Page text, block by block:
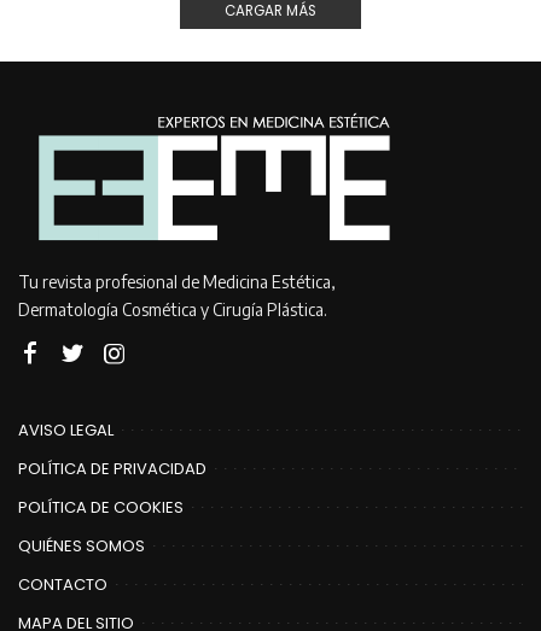
CARGAR MÁS
Tu revista profesional de Medicina Estética,
Dermatología Cosmética y Cirugía Plástica.
AVISO LEGAL
POLÍTICA DE PRIVACIDAD
POLÍTICA DE COOKIES
QUIÉNES SOMOS
CONTACTO
MAPA DEL SITIO